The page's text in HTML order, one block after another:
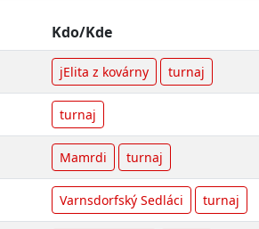
Kdo/Kde
jElita z kovárny turnaj
turnaj
Mamrdi turnaj
Varnsdorfský Sedláci turnaj